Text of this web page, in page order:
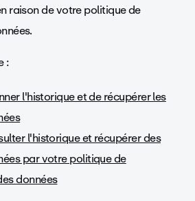
raison de votre politique de
:
l'historique et de récupérer les
l'historique et récupérer des
par votre politique de
données